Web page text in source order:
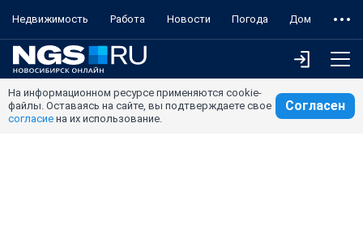
Недвижимость Работа Новости Погода Дом
На информационном ресурсе применяются cookie-
файлы. Оставаясь на сайте, вы подтверждаете свое
согласие на их использование.
Согласен